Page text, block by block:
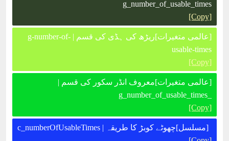
g_number_of_usable_times
[Copy]
[عالمی متغیرات]ریڑھ کی ہڈی کی قسم | g-number-of-
usable-times
[Copy]
[عالمی متغیرات]معروف انڈر سکور کی قسم |
_g_number_of_usable_times
[Copy]
[مسلسل]چھوٹے کوبڑ کا طریقہ | c_numberOfUsableTimes